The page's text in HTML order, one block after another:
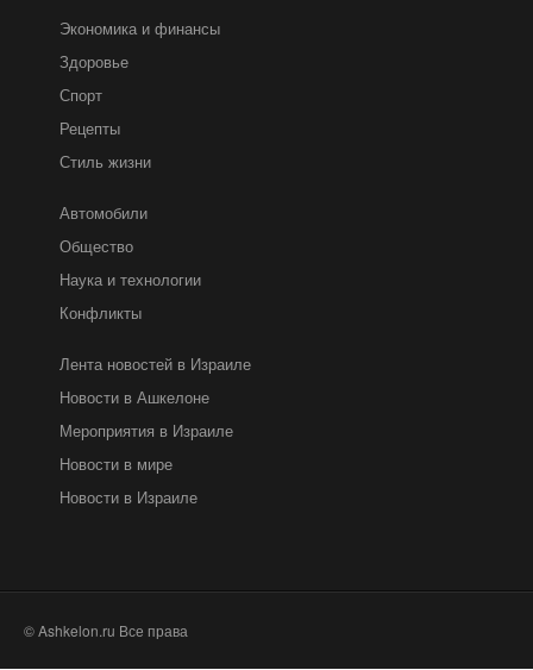
Экономика и финансы
Здоровье
Спорт
Рецепты
Стиль жизни
Автомобили
Общество
Наука и технологии
Конфликты
Лента новостей в Израиле
Новости в Ашкелоне
Мероприятия в Израиле
Новости в мире
Новости в Израиле
© Ashkelon.ru Все права